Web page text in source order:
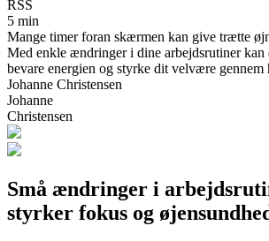
RSS
5 min
Mange timer foran skærmen kan give trætte
Med enkle ændringer i dine arbejdsrutiner kan
bevare energien og styrke dit velvære gennem
Johanne Christensen
Johanne
Christensen
Små ændringer i
styrker fokus og